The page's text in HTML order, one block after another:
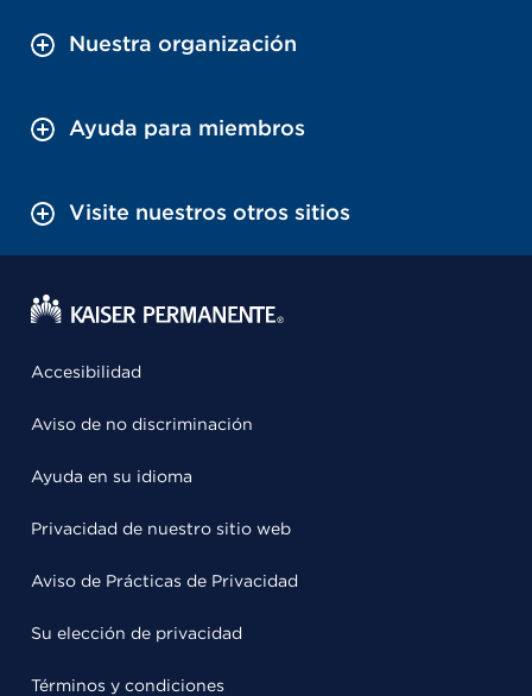
Nuestra organización
Ayuda para miembros
Visite nuestros otros sitios
Accesibilidad
Aviso de no discriminación
Ayuda en su idioma
Privacidad de nuestro sitio web
Aviso de Prácticas de Privacidad
Su elección de privacidad
Términos y condiciones